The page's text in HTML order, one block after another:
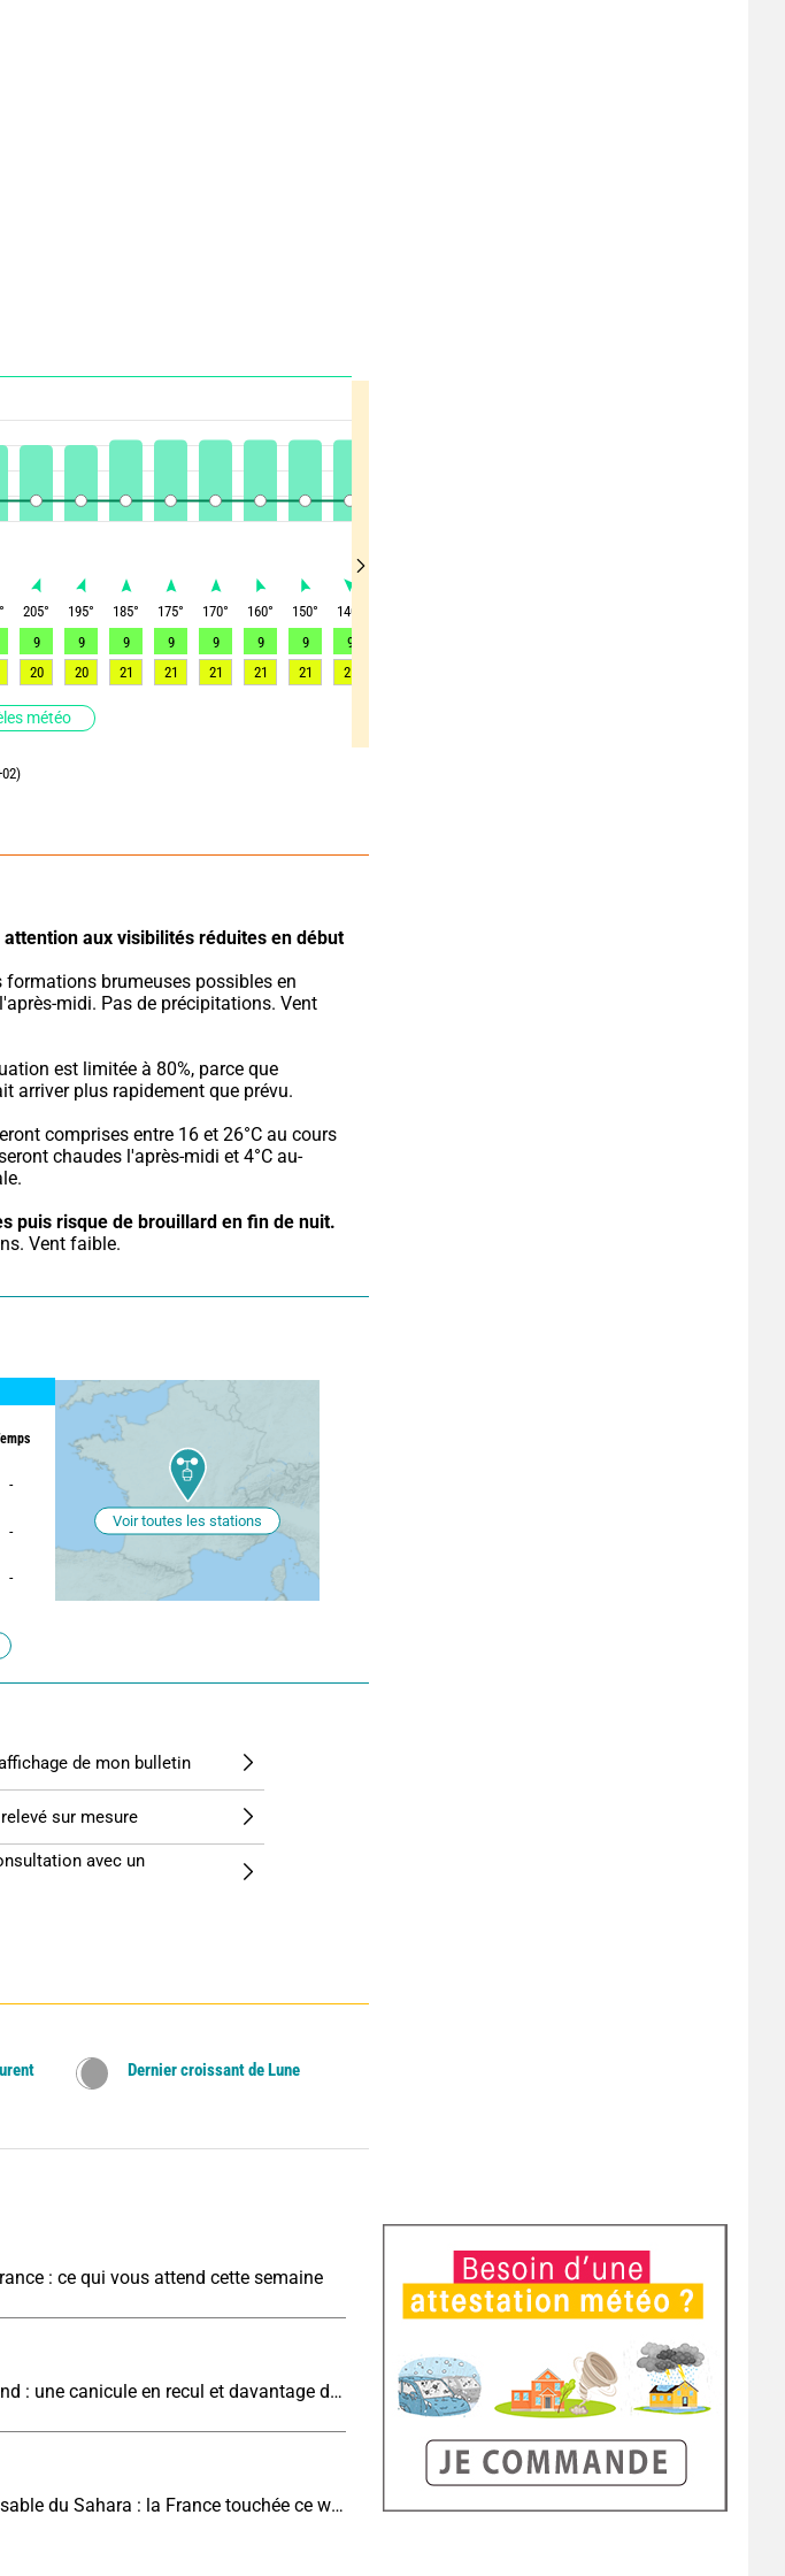
météo
° 205° 195° 185° 175° 170° 160° 150° 140
9 9 9 9 9 9 9 9
20 20 21 21 21 21 21 21
attention aux visibilités réduites en début
midi. Pas de précipitations. Vent
est limitée à 80%, parce que
arriver plus rapidement que prévu.
comprises entre 16 et 26°C au cours
chaudes l'après-midi et 4°C au-
puis risque de brouillard en fin de nuit.
Vent faible.
-
-
-
Voir toutes les stations
de mon bulletin
sur mesure
avec un
Dernier croissant de Lune
: ce qui vous attend cette semaine
Météo week-end : une canicule en recul et davantage d'orages
Remontée de sable du Sahara : la France touchée ce week-end